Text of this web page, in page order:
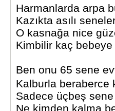
Harmanlarda arpa
Kazıkta asılı
O kasnağa nice
Kimbilir kaç
Ben onu 65 sene
Kalburla beraberce
Sadece üçbeş
Ne kimden kalma